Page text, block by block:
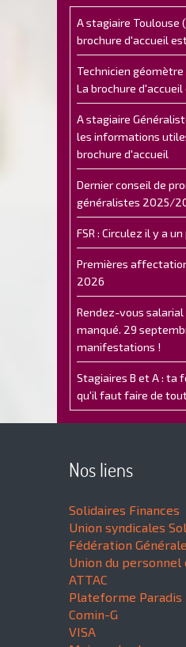
A stagiaire Toulouse
brochure d'accueil
Technicien
La brochure
A stagiaire
les informations
brochure d'accueil
Dernier conseil de
généralistes 2025/
FSR : Circulez il y a
Premières
2026
Rendez-vous
manqué. 29
manifestations !
Stagiaires B et A : ta
qu'il faut faire de
Nos liens
Solidaires Finances
Union syndicales
Fédération
Union du personnel
ATTAC
Plateforme Paradis
Comin-G
VISA